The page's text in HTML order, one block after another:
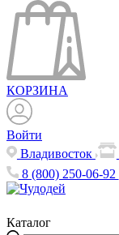
КОРЗИНА
Войти
Владивосток
8 (800) 250-06-92
Каталог